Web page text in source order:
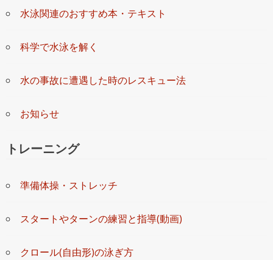
水泳関連のおすすめ本・テキスト
科学で水泳を解く
水の事故に遭遇した時のレスキュー法
お知らせ
トレーニング
準備体操・ストレッチ
スタートやターンの練習と指導(動画)
クロール(自由形)の泳ぎ方